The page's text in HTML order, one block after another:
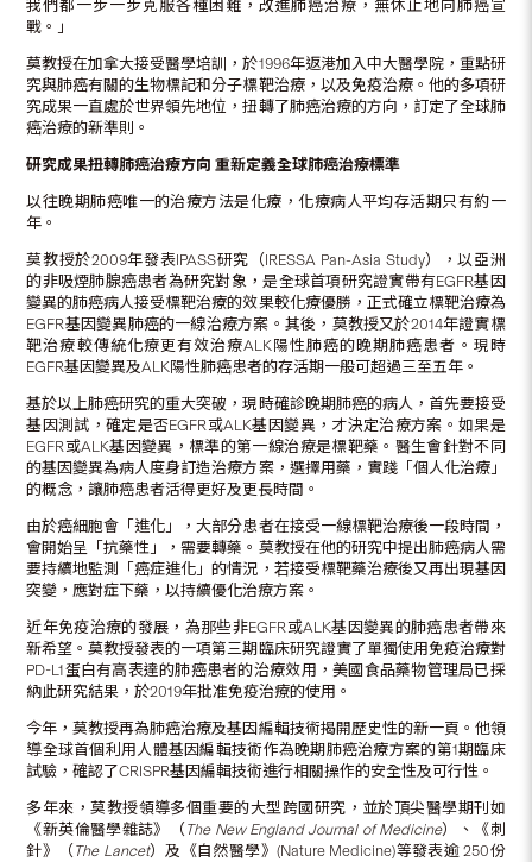
我們都一步一步克服各種困難，改進肺癌治療，無休止地向肺癌宣
戰。」
莫教授在加拿大接受醫學培訓，於1996年返港加入中大醫學院，重點研
究與肺癌有關的生物標記和分子標靶治療，以及免疫治療。他的多項研
究成果一直處於世界領先地位，扭轉了肺癌治療的方向，訂定了全球肺
癌治療的新準則。
研究成果扭轉肺癌治療方向 重新定義全球肺癌治療標準
以往晚期肺癌唯一的治療方法是化療，化療病人平均存活期只有約一
年。
莫教授於2009年發表IPASS研究（IRESSA Pan-Asia Study），以亞洲
的非吸煙肺腺癌患者為研究對象，是全球首項研究證實帶有EGFR基因
變異的肺癌病人接受標靶治療的效果較化療優勝，正式確立標靶治療為
EGFR基因變異肺癌的一線治療方案。其後，莫教授又於2014年證實標
靶治療較傳統化療更有效治療ALK陽性肺癌的晚期肺癌患者。現時
EGFR基因變異及ALK陽性肺癌患者的存活期一般可超過三至五年。
基於以上肺癌研究的重大突破，現時確診晚期肺癌的病人，首先要接受
基因測試，確定是否EGFR或ALK基因變異，才決定治療方案。如果是
EGFR或ALK基因變異，標準的第一線治療是標靶藥。醫生會針對不同
的基因變異為病人度身訂造治療方案，選擇用藥，實踐「個人化治療」
的概念，讓肺癌患者活得更好及更長時間。
由於癌細胞會「進化」，大部分患者在接受一線標靶治療後一段時間，
會開始呈「抗藥性」，需要轉藥。莫教授在他的研究中提出肺癌病人需
要持續地監測「癌症進化」的情況，若接受標靶藥治療後又再出現基因
突變，應對症下藥，以持續優化治療方案。
近年免疫治療的發展，為那些非EGFR或ALK基因變異的肺癌患者帶來
新希望。莫教授發表的一項第三期臨床研究證實了單獨使用免疫治療對
PD-L1蛋白有高表達的肺癌患者的治療效用，美國食品藥物管理局已採
納此研究結果，於2019年批准免疫治療的使用。
今年，莫教授再為肺癌治療及基因編輯技術揭開歷史性的新一頁。他領
導全球首個利用人體基因編輯技術作為晚期肺癌治療方案的第1期臨床
試驗，確認了CRISPR基因編輯技術進行相關操作的安全性及可行性。
多年來，莫教授領導多個重要的大型跨國研究，並於頂尖醫學期刊如
《新英倫醫學雜誌》（ The New England Journal of Medicine）、《刺
針》（ The Lancet）及《自然醫學》(Nature Medicine)等發表逾 250份